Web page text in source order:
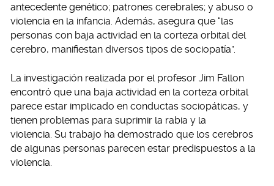
antecedente genético; patrones cerebrales; y abuso o
violencia en la infancia. Además, asegura que “las
personas con baja actividad en la corteza orbital del
cerebro, manifiestan diversos tipos de sociopatía”.
La investigación realizada por el profesor Jim Fallon
encontró que una baja actividad en la corteza orbital
parece estar implicado en conductas sociopáticas, y
tienen problemas para suprimir la rabia y la
violencia. Su trabajo ha demostrado que los cerebros
de algunas personas parecen estar predispuestos a la
violencia.